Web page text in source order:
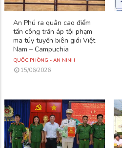
An Phú ra quân cao điểm
tấn công trấn áp tội phạm
ma túy tuyến biên giới Việt
Nam – Campuchia
QUỐC PHÒNG - AN NINH
15/06/2026